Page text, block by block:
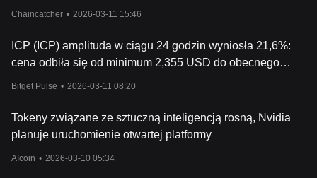
jego działania i zarządzania. Razem te elementy tworzą potężną
platformę, która może zmienić krajobraz Internetu, wspierając
Ważne jest, aby pamiętać, że podobnie jak inne kryptowaluty,
rozsądnie jest przeprowadzić własne badania i zachować
ostrożność podczas inwestowania.
Chaincatcher • 2026-03-11 15:46
ICP (ICP) amplituda w ciągu 24 godzin wyniosła 21,6%:
cena odbiła się od minimum 2,355 USD do obecnego
Bitget Pulse • 2026-03-11 08:20
Tokeny związane ze sztuczną inteligencją rosną, Nvidia
planuje uruchomienie otwartej platformy
AIcoin • 2026-03-10 05:34